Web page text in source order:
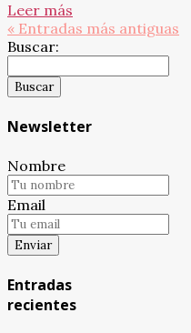
Leer más
« Entradas más antiguas
Buscar:
Newsletter
Nombre
Email
Entradas
recientes